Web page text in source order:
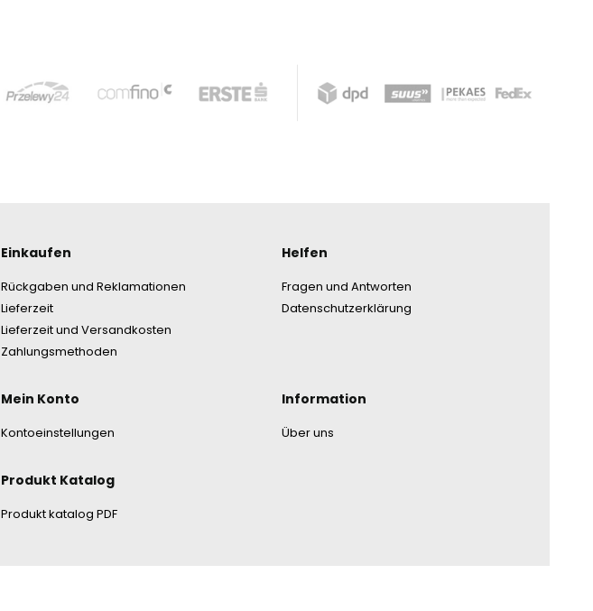
Fußzeilenmenü
Einkaufen
Rückgaben und Reklamationen
Lieferzeit
Lieferzeit und Versandkosten
Zahlungsmethoden
Helfen
Fragen und Antworten
Datenschutzerklärung
Mein Konto
Kontoeinstellungen
Information
Über uns
Produkt Katalog
Produkt katalog PDF